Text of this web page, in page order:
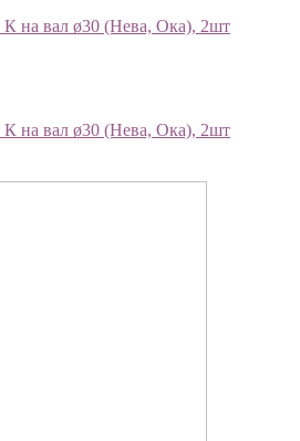
на вал ø30 (Нева, Ока), 2шт
на вал ø30 (Нева, Ока), 2шт